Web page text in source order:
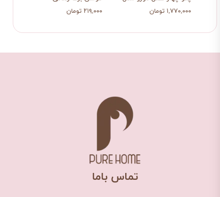
۲۱۹,۰۰۰ تومان ۱,۷۷۰,۰۰۰ تومان
​تماس باما